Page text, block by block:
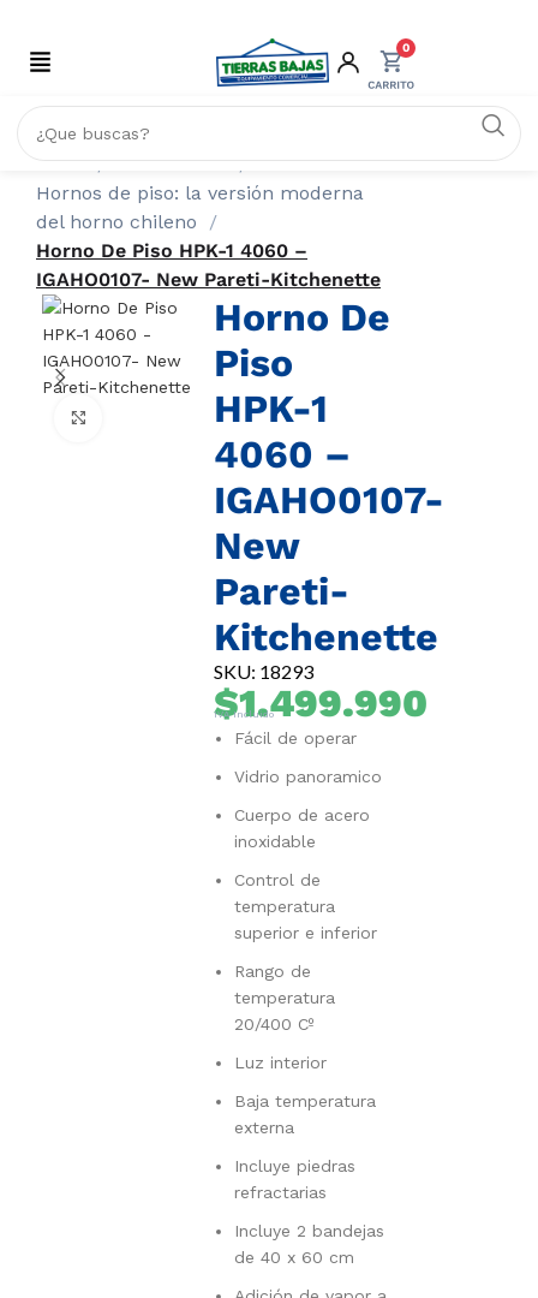
0
Inicio
PANADERÍA
Hornos de piso: la versión moderna
del horno chileno
Horno De Piso HPK-1 4060 –
IGAHO0107- New Pareti-Kitchenette
Horno De
Piso
HPK-1
4060 –
IGAHO0107-
New
Pareti-
Kitchenette
SKU: 18293
$1.499.990
IVA Incluido
Fácil de operar
Vidrio panoramico
Cuerpo de acero
inoxidable
Control de
temperatura
superior e inferior
Rango de
temperatura
20/400 Cº
Luz interior
Baja temperatura
externa
Incluye piedras
refractarias
Incluye 2 bandejas
de 40 x 60 cm